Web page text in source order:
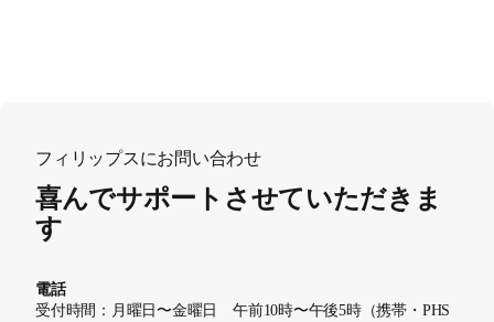
フィリップスにお問い合わせ
喜んでサポートさせていただきま
す
電話
受付時間：月曜日〜金曜日 午前10時〜午後5時（携帯・PHS